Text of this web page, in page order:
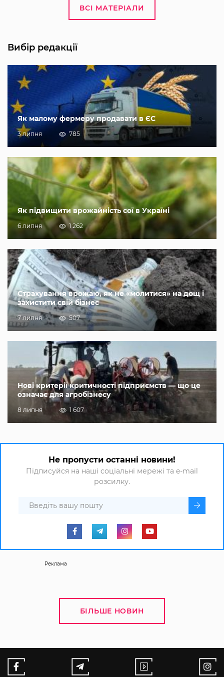
ВСІ МАТЕРІАЛИ
Вибір редакції
Як малому фермеру продавати в ЄС
3 липня 785
Як підвищити врожайність сої в Україні
6 липня 1 262
Страхування врожаю, як не «молитися» на дощ і
захистити свій бізнес
7 липня 507
Нові критерії критичності підприємств — що це
означає для агробізнесу
8 липня 1 607
Не пропусти останні новини!
Підписуйся на наші соціальні мережі та e-mail
розсилку.
Реклама
БІЛЬШЕ НОВИН